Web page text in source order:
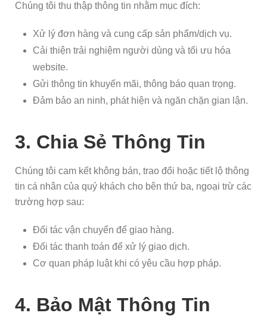
Chúng tôi thu thập thông tin nhằm mục đích:
Xử lý đơn hàng và cung cấp sản phẩm/dịch vụ.
Cải thiện trải nghiệm người dùng và tối ưu hóa
website.
Gửi thông tin khuyến mãi, thông báo quan trọng.
Đảm bảo an ninh, phát hiện và ngăn chặn gian lận.
3. Chia Sẻ Thông Tin
Chúng tôi cam kết không bán, trao đổi hoặc tiết lộ thông
tin cá nhân của quý khách cho bên thứ ba, ngoại trừ các
trường hợp sau:
Đối tác vận chuyển để giao hàng.
Đối tác thanh toán để xử lý giao dịch.
Cơ quan pháp luật khi có yêu cầu hợp pháp.
4. Bảo Mật Thông Tin